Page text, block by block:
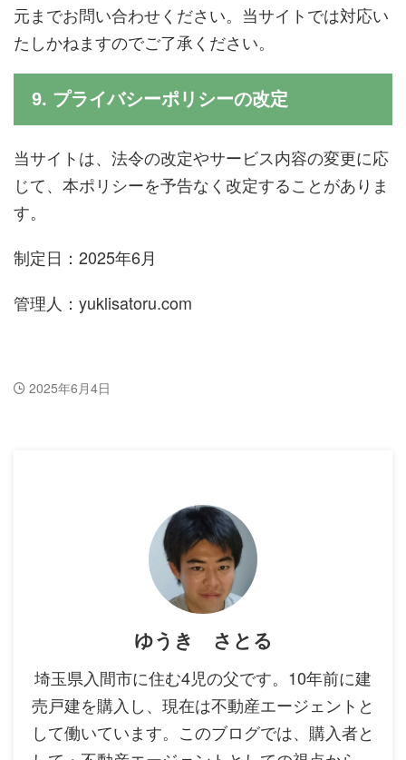
元までお問い合わせください。当サイトでは対応い
たしかねますのでご了承ください。
9. プライバシーポリシーの改定
当サイトは、法令の改定やサービス内容の変更に応
じて、本ポリシーを予告なく改定することがありま
す。
制定日：2025年6月
管理人：yuklisatoru.com
2025年6月4日
ゆうき さとる
埼玉県入間市に住む4児の父です。10年前に建
売戸建を購入し、現在は不動産エージェントと
して働いています。このブログでは、購入者と